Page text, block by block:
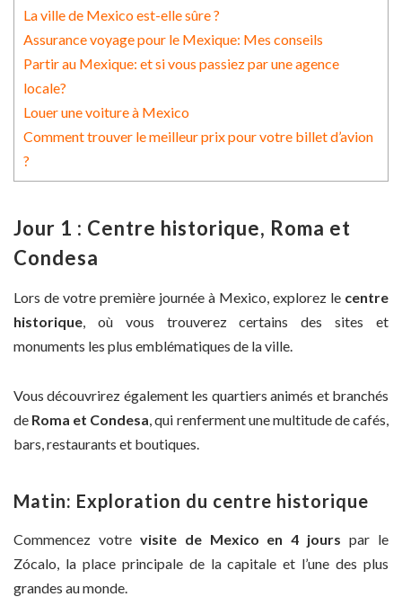
La ville de Mexico est-elle sûre ?
Assurance voyage pour le Mexique: Mes conseils
Partir au Mexique: et si vous passiez par une agence
locale?
Louer une voiture à Mexico
Comment trouver le meilleur prix pour votre billet d’avion
?
Jour 1 : Centre historique, Roma et
Condesa
Lors de votre première journée à Mexico, explorez le centre
historique, où vous trouverez certains des sites et
monuments les plus emblématiques de la ville.
Vous découvrirez également les quartiers animés et branchés
de Roma et Condesa , qui renferment une multitude de cafés,
bars, restaurants et boutiques.
Matin: Exploration du centre historique
Commencez votre visite de Mexico en 4 jours par le
Zócalo, la place principale de la capitale et l’une des plus
grandes au monde.